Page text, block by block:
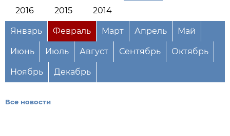
2016 2015 2014
Январь Февраль Март Апрель Май
Июнь Июль Август Сентябрь Октябрь
Ноябрь Декабрь
Все новости